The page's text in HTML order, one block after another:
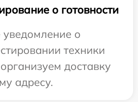
о готовности
о
техники
доставку
адресу.